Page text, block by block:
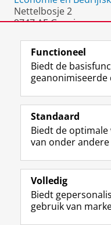
Nettelbosje 2
9747 AE Groningen
Volg de
Studiekiezers
Alumni
Over ons
Functioneel
Biedt de
geanonimiseerde
Standaard
Biedt de
van onder
Volledig
Biedt
gebruik van